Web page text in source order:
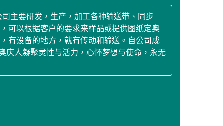
主要研发，生产，加工各种输送带、同步
可以根据客户的要求来样品或提供图纸定奥
有设备的地方，就有传动和输送。自公司成
庆人凝聚灵性与活力，心怀梦想与使命，永无